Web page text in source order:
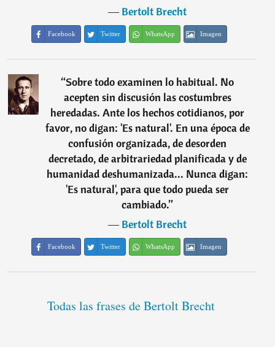
―Bertolt Brecht
Facebook Twitter WhatsApp Imagen
“Sobre todo examinen lo habitual. No
acepten sin discusión las costumbres
heredadas. Ante los hechos cotidianos, por
favor, no digan: 'Es natural'. En una época de
confusión organizada, de desorden
decretado, de arbitrariedad planificada y de
humanidad deshumanizada... Nunca digan:
'Es natural', para que todo pueda ser
cambiado.”
―Bertolt Brecht
Facebook Twitter WhatsApp Imagen
Todas las frases de Bertolt Brecht